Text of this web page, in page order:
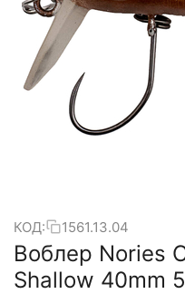
КОД: 1561.13.04
Воблер Nories
Shallow 40mm